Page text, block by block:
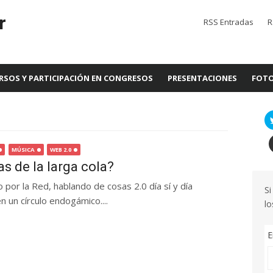
RSS Entradas
Y PARTICIPACIÓN EN CONGRESOS PRESENTACIONES
MÚSICA WEB 2.0
de la larga cola?
la Red, hablando de cosas 2.0 día sí y día
círculo endogámico....